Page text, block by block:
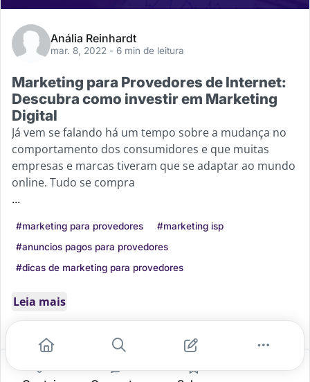
Anália Reinhardt
mar. 8, 2022 - 6 min de leitura
Marketing para Provedores de Internet:
Descubra como investir em Marketing
Digital
Já vem se falando há um tempo sobre a mudança no
comportamento dos consumidores e que muitas
empresas e marcas tiveram que se adaptar ao mundo
online. Tudo se compra
...
#marketing para provedores
#marketing isp
#anuncios pagos para provedores
#dicas de marketing para provedores
Leia mais